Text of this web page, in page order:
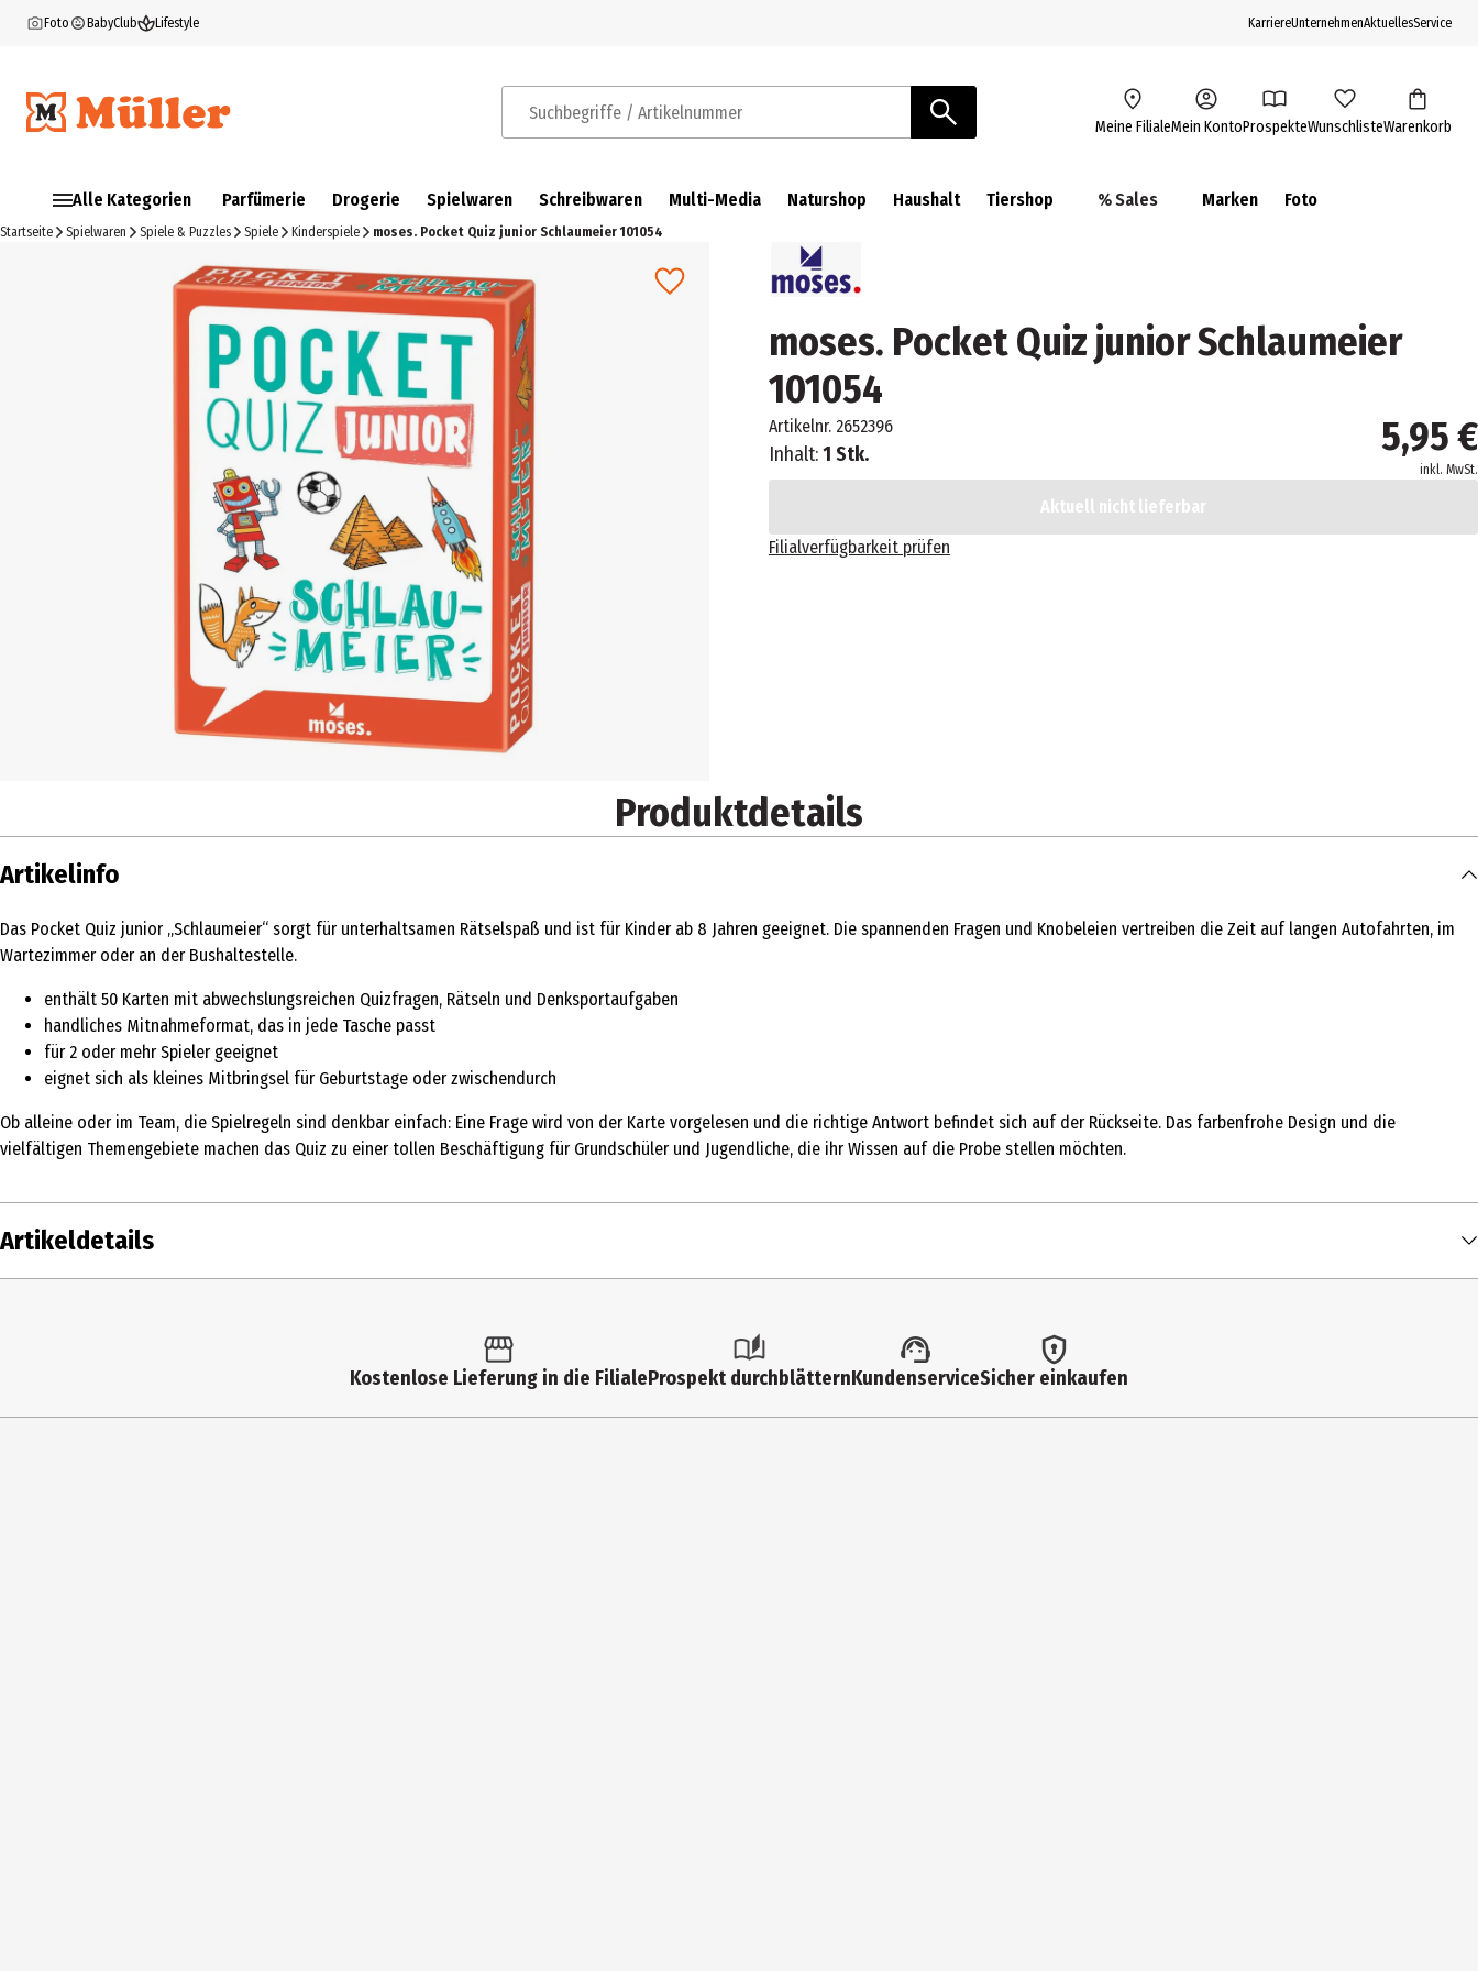
Foto BabyClub Lifestyle KarriereUnternehmenAktuellesService
Suchbegriffe / Artikelnummer Meine FilialeMein KontoProspekteWunschlisteWarenkorb
Alle Kategorien Parfümerie Drogerie Spielwaren Schreibwaren Multi-Media Naturshop Haushalt Tiershop % Sales Marken Foto
Startseite Spielwaren Spiele & Puzzles Spiele Kinderspiele moses. Pocket Quiz junior Schlaumeier 101054
moses. Pocket Quiz junior Schlaumeier
101054
Artikelnr. 2652396
Inhalt:1 Stk. 5,95 €
inkl. MwSt.
Aktuell nicht lieferbar
Filialverfügbarkeit prüfen
Produktdetails
Artikelinfo
Das Pocket Quiz junior „Schlaumeier“ sorgt für unterhaltsamen Rätselspaß und ist für Kinder ab 8 Jahren geeignet. Die spannenden Fragen und Knobeleien vertreiben die Zeit auf langen Autofahrten, im
Wartezimmer oder an der Bushaltestelle.
enthält 50 Karten mit abwechslungsreichen Quizfragen, Rätseln und Denksportaufgaben
handliches Mitnahmeformat, das in jede Tasche passt
für 2 oder mehr Spieler geeignet
eignet sich als kleines Mitbringsel für Geburtstage oder zwischendurch
Ob alleine oder im Team, die Spielregeln sind denkbar einfach: Eine Frage wird von der Karte vorgelesen und die richtige Antwort befindet sich auf der Rückseite. Das farbenfrohe Design und die
vielfältigen Themengebiete machen das Quiz zu einer tollen Beschäftigung für Grundschüler und Jugendliche, die ihr Wissen auf die Probe stellen möchten.
Artikeldetails
Kostenlose Lieferung in die FilialeProspekt durchblätternKundenserviceSicher einkaufen